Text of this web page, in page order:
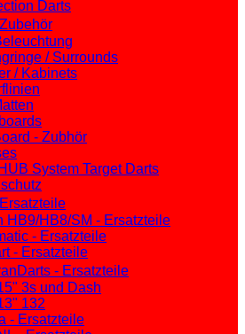
Darts
/ Surrounds
/ Kabinets
- Zubhör
System Target Darts
HB9/HB8/SM - Ersatzteile
- Ersatzteile
- Ersatzteile
- Ersatzteile
3s und Dash
132
- Ersatzteile